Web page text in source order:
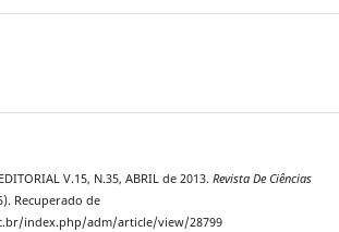
V.15, N.35, ABRIL de 2013. Revista De Ciências
Recuperado de
index.php/adm/article/view/28799